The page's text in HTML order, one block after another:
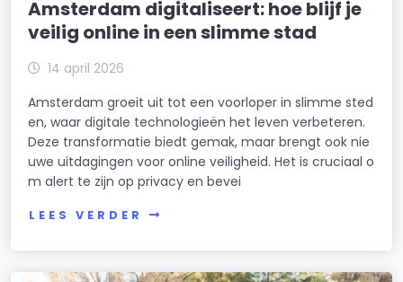
Amsterdam digitaliseert: hoe blijf je
veilig online in een slimme stad
14 april 2026
Amsterdam groeit uit tot een voorloper in slimme sted
en, waar digitale technologieën het leven verbeteren.
Deze transformatie biedt gemak, maar brengt ook nie
uwe uitdagingen voor online veiligheid. Het is cruciaal o
m alert te zijn op privacy en bevei
LEES VERDER